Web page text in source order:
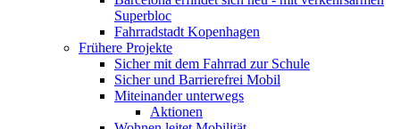
Superbloc
Fahrradstadt Kopenhagen
Frühere Projekte
Sicher mit dem Fahrrad zur Schule
Sicher und Barrierefrei Mobil
Miteinander unterwegs
Aktionen